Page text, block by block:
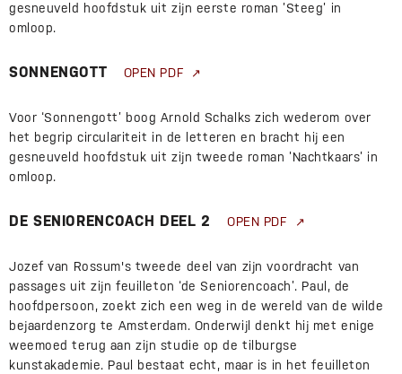
gesneuveld hoofdstuk uit zijn eerste roman ’Steeg’ in
omloop.
SONNENGOTT OPEN PDF
Voor ‘Sonnengott’ boog Arnold Schalks zich wederom over
het begrip circulariteit in de letteren en bracht hij een
gesneuveld hoofdstuk uit zijn tweede roman ’Nachtkaars’ in
omloop.
DE SENIORENCOACH DEEL 2 OPEN PDF
Jozef van Rossum's tweede deel van zijn voordracht van
passages uit zijn feuilleton ‘de Seniorencoach’. Paul, de
hoofdpersoon, zoekt zich een weg in de wereld van de wilde
bejaardenzorg te Amsterdam. Onderwijl denkt hij met enige
weemoed terug aan zijn studie op de tilburgse
kunstakademie. Paul bestaat echt, maar is in het feuilleton